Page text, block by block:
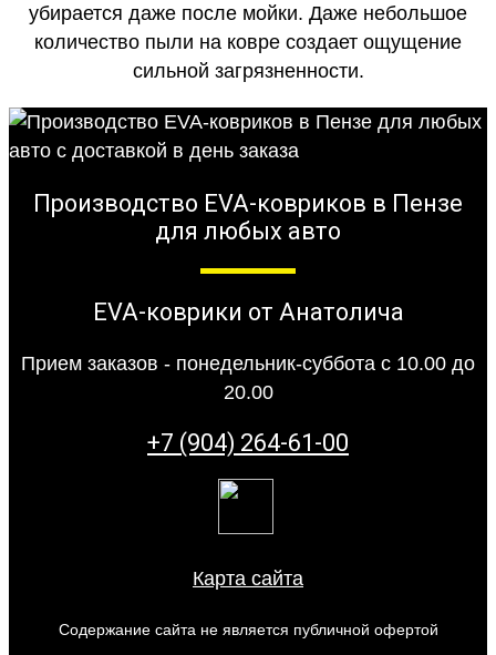
убирается даже после мойки. Даже небольшое
количество пыли на ковре создает ощущение
сильной загрязненности.
Производство EVA-ковриков в Пензе
для любых авто
EVA-коврики от Анатолича
Прием заказов - понедельник-суббота с 10.00 до
20.00
+7 (904) 264-61-00
Карта сайта
Содержание сайта не является публичной офертой